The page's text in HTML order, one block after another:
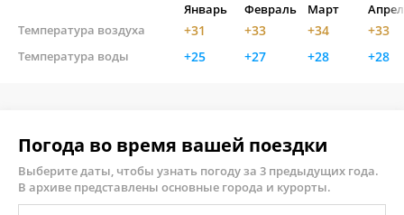
Январь Февраль Март
Температура воздуха
+31 +33 +34 +33
Температура воды +25 +27 +28 +28
Погода во время вашей поездки
Выберите даты, чтобы узнать погоду за 3 предыдущих года.
В архиве представлены основные города и курорты.